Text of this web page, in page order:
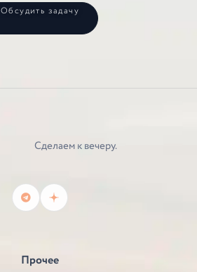
Обсудить задачу
Сделаем к вечеру.
Прочее